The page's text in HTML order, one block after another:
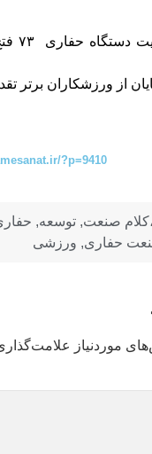
در
از ورزشکاران برتر
?p=9410
صنعت, توسعه,
حفاری, ورزشی
موردنیاز